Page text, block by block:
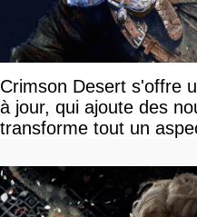
Crimson Desert s'offre
à jour, qui ajoute des
transforme tout un